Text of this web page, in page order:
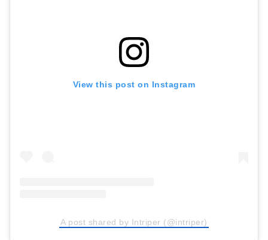
View this post on Instagram
A post shared by Intriper (@intriper)